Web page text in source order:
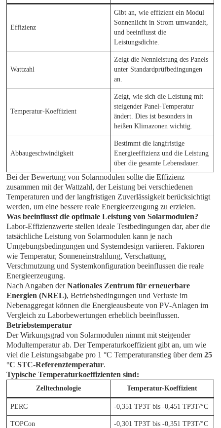
Effizienz
Gibt an, wie effizient ein Modul
Sonnenlicht in Strom umwandelt,
und beeinflusst die
Leistungsdichte.
Wattzahl
Zeigt die Nennleistung des Panels
unter Standardprüfbedingungen
an.
Temperatur-Koeffizient
Zeigt, wie sich die Leistung mit
steigender Panel-Temperatur
ändert. Dies ist besonders in
heißen Klimazonen wichtig.
Abbaugeschwindigkeit
Bestimmt die langfristige
Energieeffizienz und die Leistung
über die gesamte Lebensdauer.
Bei der Bewertung von Solarmodulen sollte die Effizienz
zusammen mit der Wattzahl, der Leistung bei verschiedenen
Temperaturen und der langfristigen Zuverlässigkeit berücksichtigt
werden, um eine bessere reale Energieerzeugung zu erzielen.
Was beeinflusst die optimale Leistung von Solarmodulen?
Labor-Effizienzwerte stellen ideale Testbedingungen dar, aber die
tatsächliche Leistung von Solarmodulen kann je nach
Umgebungsbedingungen und Systemdesign variieren. Faktoren
wie Temperatur, Sonneneinstrahlung, Verschattung,
Verschmutzung und Systemkonfiguration beeinflussen die reale
Energieerzeugung.
Nach Angaben derNationales Zentrum für erneuerbare
Energien (NREL), Betriebsbedingungen und Verluste im
Nebenaggregat können die Energieausbeute von PV-Anlagen im
Vergleich zu Laborbewertungen erheblich beeinflussen.
Betriebstemperatur
Der Wirkungsgrad von Solarmodulen nimmt mit steigender
Modultemperatur ab. Der Temperaturkoeffizient gibt an, um wie
viel die Leistungsabgabe pro 1 °C Temperaturanstieg über dem25
°C STC-Referenztemperatur.
Typische Temperaturkoeffizienten sind:
Zelltechnologie Temperatur-Koeffizient
PERC -0,351 TP3T bis -0,451 TP3T/°C
TOPCon -0,301 TP3T bis -0,351 TP3T/°C